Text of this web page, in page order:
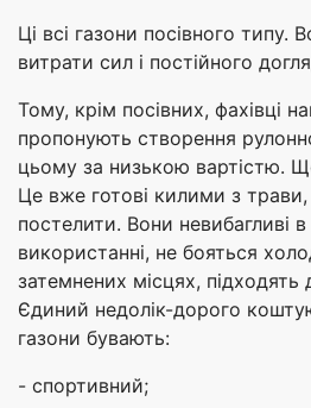
Ці всі газони посівного типу.
витрати сил і постійного
Тому, крім посівних, фахівці
пропонують створення
цьому за низькою вартістю.
Це вже готові килими з трави,
постелити. Вони невибагливі в
використанні, не бояться
затемнених місцях, підходять
Єдиний недолік-дорого
газони бувають:
- спортивний;